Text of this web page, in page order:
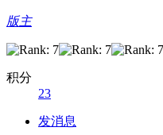
版主
积分
23
发消息